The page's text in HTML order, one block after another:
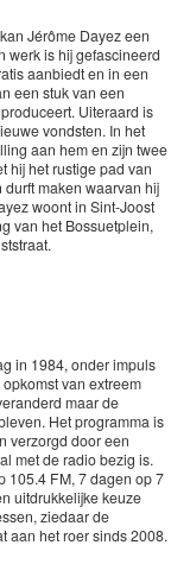
Jérôme Dayez een
werk is hij gefascineerd
aanbiedt en in een
een stuk van een
Uiteraard is
vondsten. In het
aan hem en zijn twee
hij het rustige pad van
maken waarvan hij
woont in Sint-Joost
van het Bossuetplein,
in 1984, onder impuls
van extreem
maar de
Het programma is
verzorgd door een
met de radio bezig is.
105.4 FM, 7 dagen op 7
uitdrukkelijke keuze
ziedaar de
aan het roer sinds 2008.